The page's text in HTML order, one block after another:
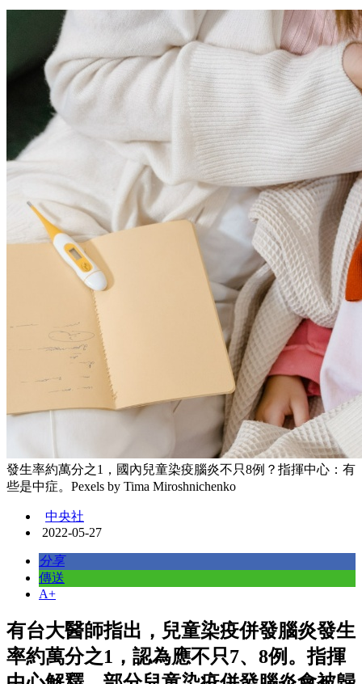
發生率約萬分之1，國內兒童染疫腦炎不只8例？指揮中心：有
些是中症。Pexels by Tima Miroshnichenko
中央社
2022-05-27
分享
傳送
A+
有台大醫師指出，兒童染疫併發腦炎發生
率約萬分之1，認為應不只7、8例。指揮